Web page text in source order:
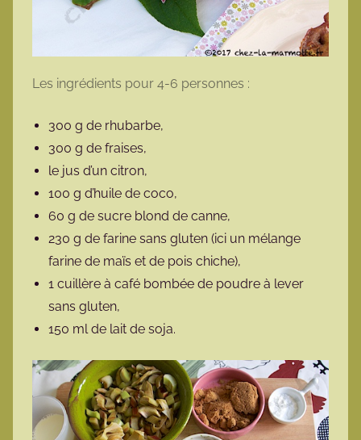
Les ingrédients pour 4-6 personnes :
300 g de rhubarbe,
300 g de fraises,
le jus d’un citron,
100 g d’huile de coco,
60 g de sucre blond de canne,
230 g de farine sans gluten (ici un mélange
farine de maïs et de pois chiche),
1 cuillère à café bombée de poudre à lever
sans gluten,
150 ml de lait de soja.